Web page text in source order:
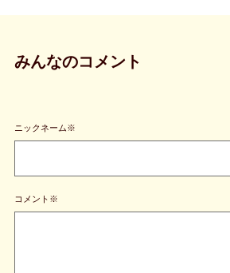
みんなのコメント
ニックネーム※
コメント※